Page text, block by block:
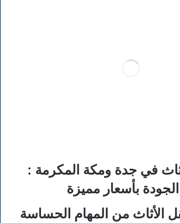
في جدة ومكة المكرمة :
بأسعار مميزة
الأثاث من المهام الحساسة